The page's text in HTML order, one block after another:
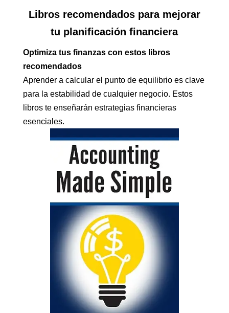
Libros recomendados para mejorar
tu planificación financiera
Optimiza tus finanzas con estos libros
recomendados
Aprender a calcular el punto de equilibrio es clave
para la estabilidad de cualquier negocio. Estos
libros te enseñarán estrategias financieras
esenciales.